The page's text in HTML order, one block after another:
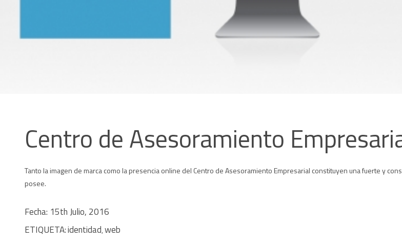
Centro de Asesoramiento
Tanto la imagen de marca como la presencia online del Centro de Asesoramiento Empresarial constituyen una fuerte y
posee.
Fecha: 15th Julio, 2016
ETIQUETA:identidad,web